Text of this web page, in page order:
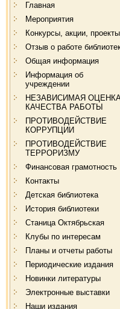
Главная
Мероприятия
Конкурсы, акции, проекты
Отзыв о работе
Общая информация
Информация об
учреждении
НЕЗАВИСИМАЯ
КАЧЕСТВА РАБОТЫ
ПРОТИВОДЕЙСТВИЕ
КОРРУПЦИИ
ПРОТИВОДЕЙСТВИЕ
ТЕРРОРИЗМУ
Финансовая грамотность
Контакты
Детская библиотека
История библиотеки
Станица Октябрьская
Клубы по интересам
Планы и отчеты работы
Периодические издания
Новинки литературы
Электронные выставки
Наши издания